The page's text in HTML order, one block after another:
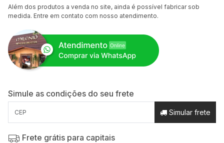
Além dos produtos a venda no site, ainda é possível fabricar sob
medida. Entre em contato com nosso atendimento.
Simule as condições do seu frete
Simular frete
Frete grátis para capitais